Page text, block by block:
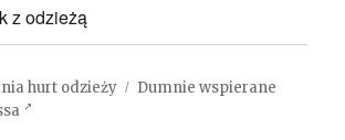
z odzieżą
hurt odzieży
Dumnie wspierane